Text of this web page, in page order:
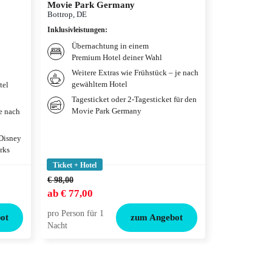
nach
Movie Park Germany
Bottrop, DE
Inklusivleistungen:
Übernachtung in einem
Premium Hotel deiner Wahl
Weitere Extras wie Frühstück – je nach
gewähltem Hotel
Tagesticket oder 2-Tagesticket für den
Movie Park Germany
Ticket + Hotel
€ 98,00
ab € 77,00
pro Person für 1
Nacht
zum Angebot